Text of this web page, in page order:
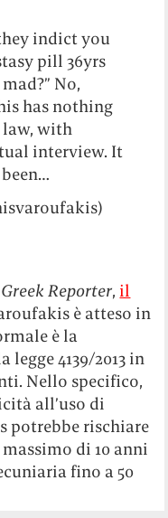
indict you
pill 36yrs
No,
has nothing
with
interview. It
Greek Reporter, il
è atteso in
è la
4139/2013 in
Nello specifico,
all’uso di
potrebbe rischiare
di 10 anni
fino a 50